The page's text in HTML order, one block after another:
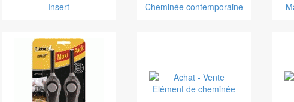
Insert Cheminée contemporaine